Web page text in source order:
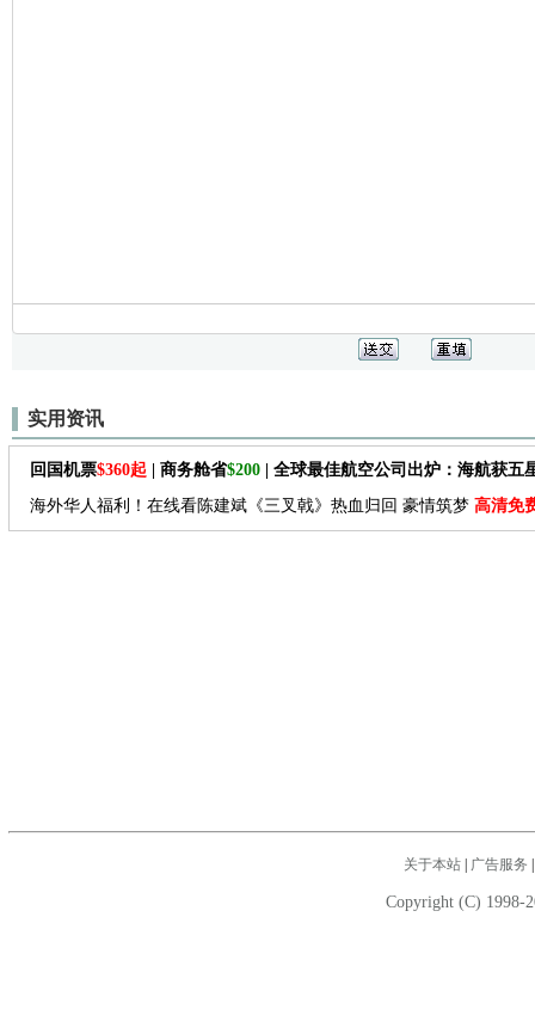
实用资讯
回国机票$360起 | 商务舱省$200 | 全球最佳航空公司出炉：海航获五
海外华人福利！在线看陈建斌《三叉戟》热血归回 豪情筑梦 高清免
关于本站| 广告服务
Copyright (C) 1998-